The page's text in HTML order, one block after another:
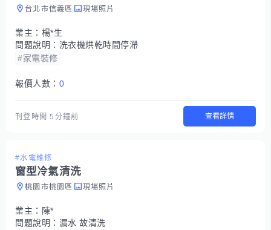
台北市信義區 現場照片
業主： 楊*生
問題說明： 洗衣機烘乾時間停滯
#家電裝修
報價人數： 0
刊登時間5分鐘前 查看詳情
#水電維修
窗型冷氣清洗
桃園市桃園區 現場照片
業主： 陳*
問題說明： 漏水 故清洗